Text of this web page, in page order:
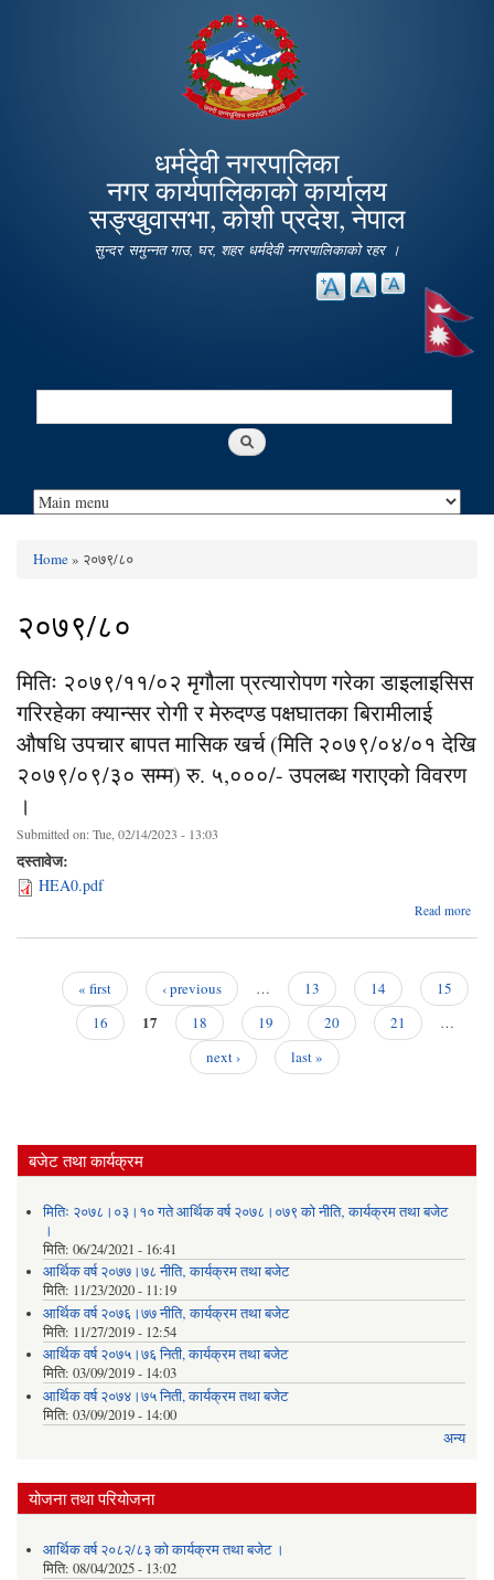
main
content
धर्मदेवी नगरपालिका
नगर कार्यपालिकाको कार्यालय
सङ्खुवासभा, कोशी प्रदेश, नेपाल
सुन्दर समुन्नत गाउ, घर, शहर धर्मदेवी नगरपालिकाको रहर ।
Search
You are here
Home» २०७९/८०
२०७९/८०
मितिः २०७९/११/०२ मृगौला प्रत्यारोपण गरेका डाइलाइसिस
गरिरहेका क्यान्सर रोगी र मेरुदण्ड पक्षघातका बिरामीलाई
औषधि उपचार बापत मासिक खर्च (मिति २०७९/०४/०१ देखि
२०७९/०९/३० सम्म) रु. ५,०००/- उपलब्ध गराएको विवरण
।
Submitted on:Tue, 02/14/2023 - 13:03
दस्तावेज:
HEA0.pdf
Read more
« first ‹ previous … 13 14
15
16
17 18 19 20 21
…
next ›
last »
बजेट तथा कार्यक्रम
मितिः २०७८।०३।१० गते आर्थिक वर्ष २०७८।०७९ को नीति‚ कार्यक्रम तथा बजेट
।
मिति: 06/24/2021 - 16:41
आर्थिक वर्ष २०७७।७८ नीति‚ कार्यक्रम तथा बजेट
मिति: 11/23/2020 - 11:19
आर्थिक वर्ष २०७६।७७ नीति‚ कार्यक्रम तथा बजेट
मिति: 11/27/2019 - 12:54
आर्थिक वर्ष २०७५।७६ निती, कार्यक्रम तथा बजेट
मिति: 03/09/2019 - 14:03
आर्थिक वर्ष २०७४।७५ निती, कार्यक्रम तथा बजेट
मिति: 03/09/2019 - 14:00
अन्य
योजना तथा परियोजना
आर्थिक वर्ष २०८२/८३ को कार्यक्रम तथा बजेट ।
मिति: 08/04/2025 - 13:02